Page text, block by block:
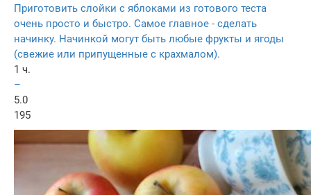
Приготовить слойки с яблоками из готового теста
очень просто и быстро. Самое главное - сделать
начинку. Начинкой могут быть любые фрукты и ягоды
(свежие или припущенные с крахмалом).
1 ч.
–
5.0
195